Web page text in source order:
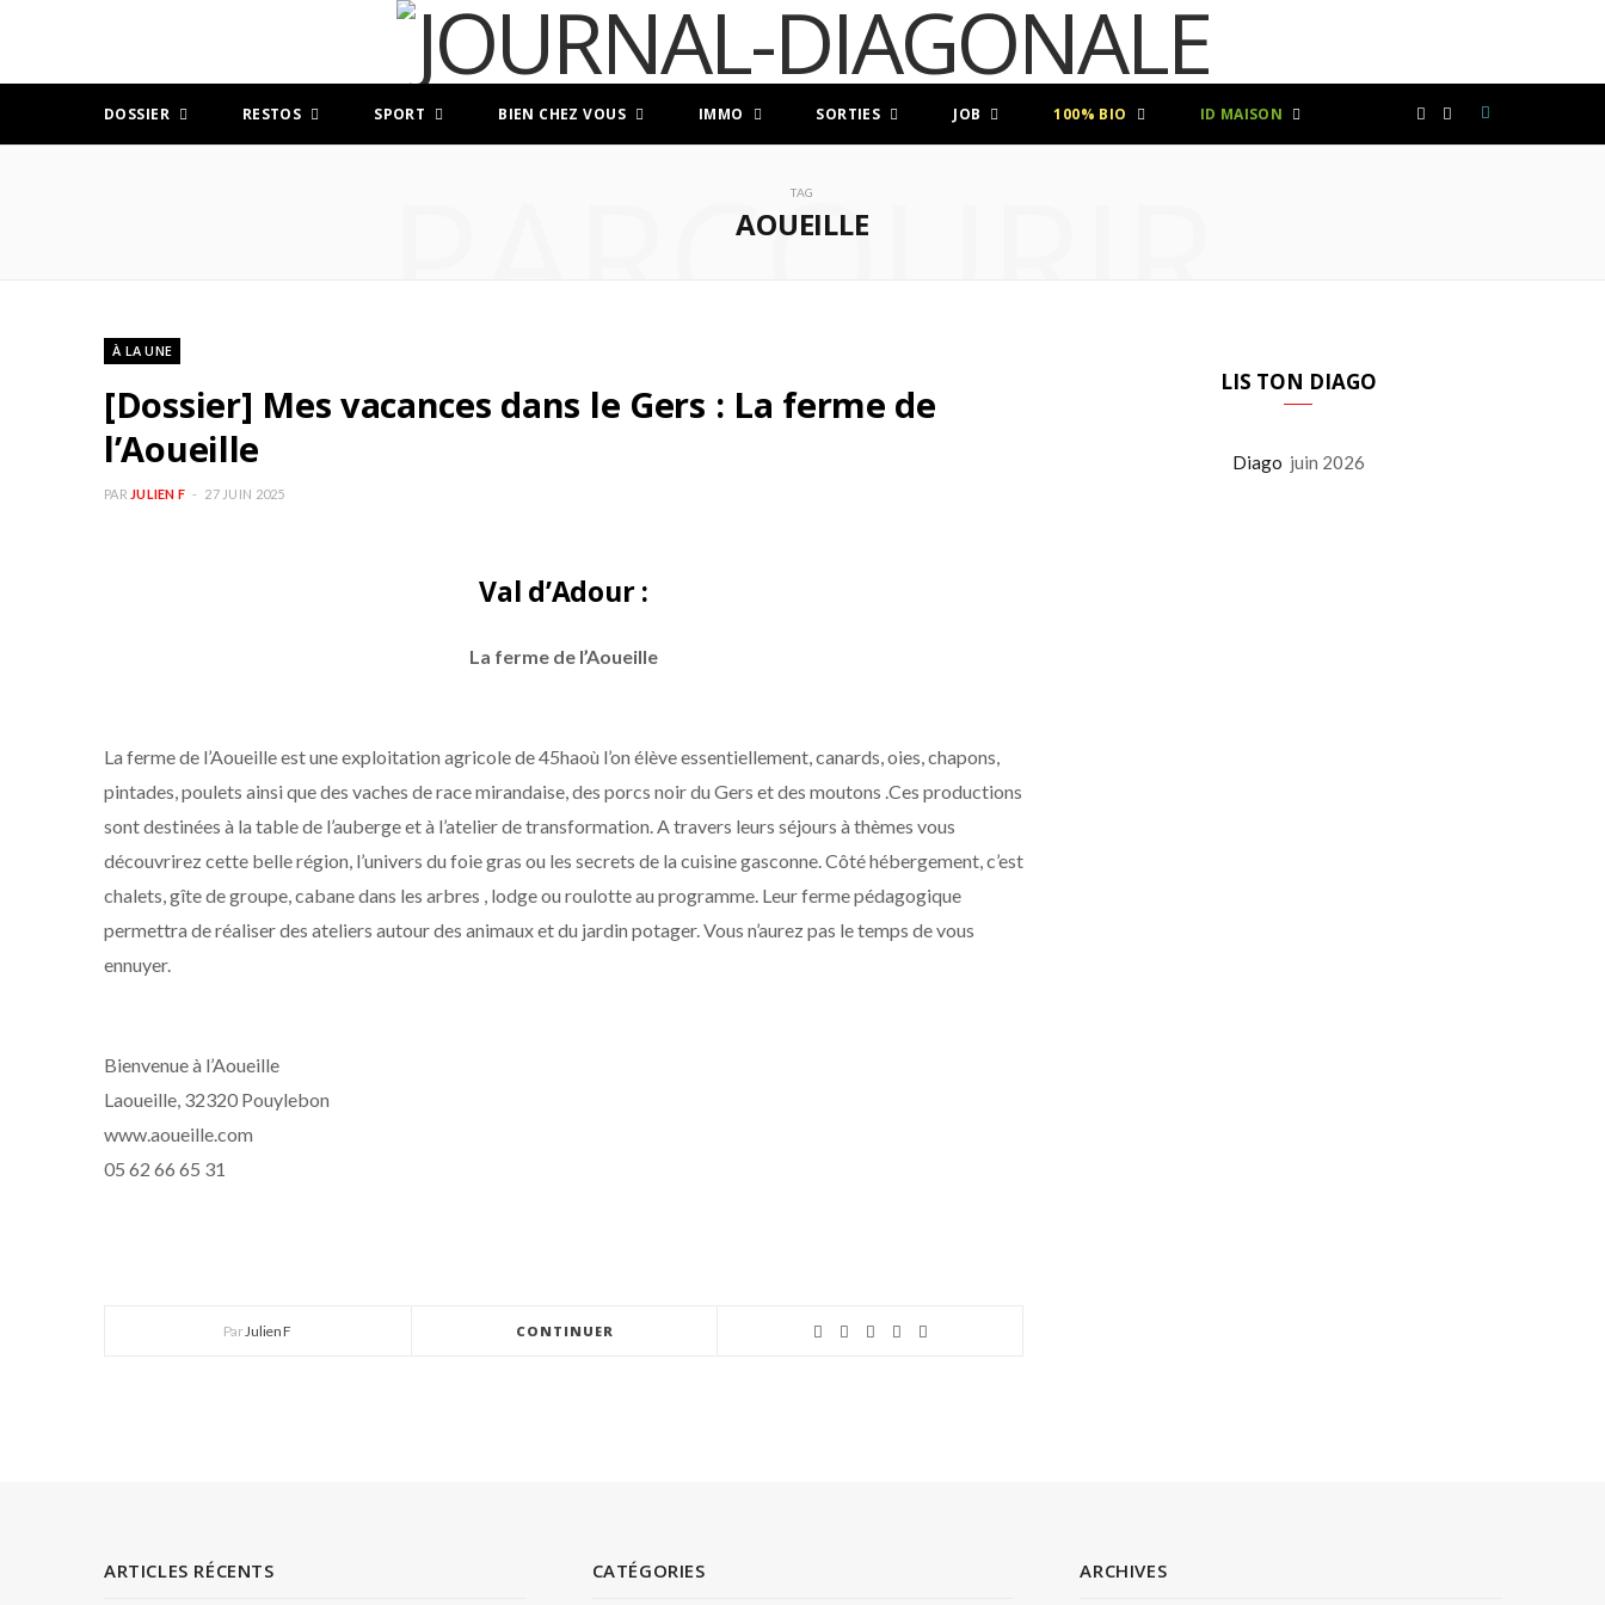
DOSSIER RESTOS SPORT BIEN CHEZ VOUS IMMO SORTIES JOB 100% BIO ID MAISON
TAG
AOUEILLE
PARCOURIR
À LA UNE
[Dossier] Mes vacances dans le Gers : La ferme de
l’Aoueille
PAR JULIEN F 27 JUIN 2025
Val d’Adour :
La ferme de l’Aoueille
La ferme de l’Aoueille est une exploitation agricole de 45haoù l’on élève essentiellement, canards, oies, chapons,
pintades, poulets ainsi que des vaches de race mirandaise, des porcs noir du Gers et des moutons .Ces productions
sont destinées à la table de l’auberge et à l’atelier de transformation. A travers leurs séjours à thèmes vous
découvrirez cette belle région, l’univers du foie gras ou les secrets de la cuisine gasconne. Côté hébergement, c’est
chalets, gîte de groupe, cabane dans les arbres , lodge ou roulotte au programme. Leur ferme pédagogique
permettra de réaliser des ateliers autour des animaux et du jardin potager. Vous n’aurez pas le temps de vous
ennuyer.
Bienvenue à l’Aoueille
Laoueille, 32320 Pouylebon
www.aoueille.com
05 62 66 65 31
Par Julien F CONTINUER
LIS TON DIAGO
Diago juin 2026
ARTICLES RÉCENTS CATÉGORIES ARCHIVES